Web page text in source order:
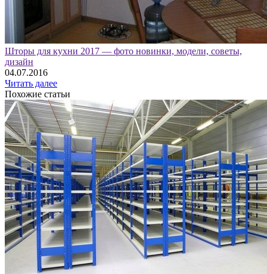
Шторы для кухни 2017 — фото новинки, модели, советы,
дизайн
04.07.2016
Читать далее
Похожие статьи